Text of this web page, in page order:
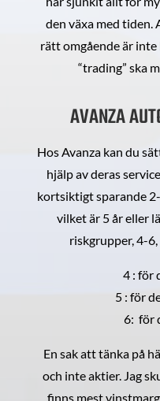
den växa med tiden.
rätt omgående är inte
“trading” ska
AVANZA
Hos Avanza kan du
hjälp av deras
kortsiktigt sparande
vilket är 5 år eller
riskgrupper, 4-
4 : för
5 : för
6: för
En sak att tänka på
och inte aktier. Jag
finns mest